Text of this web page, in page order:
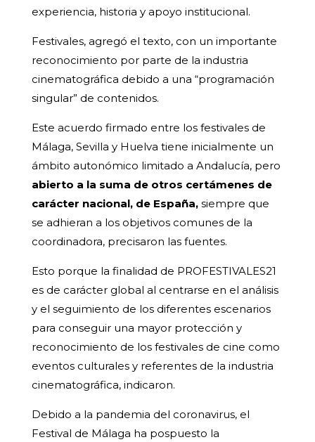
experiencia, historia y apoyo institucional.
Festivales, agregó el texto, con un importante
reconocimiento por parte de la industria
cinematográfica debido a una “programación
singular” de contenidos.
Este acuerdo firmado entre los festivales de
Málaga, Sevilla y Huelva tiene inicialmente un
ámbito autonómico limitado a Andalucía, pero
abierto a la suma de otros certámenes de
carácter nacional, de España,siempre que
se adhieran a los objetivos comunes de la
coordinadora, precisaron las fuentes.
Esto porque la finalidad de PROFESTIVALES21
es de carácter global al centrarse en el análisis
y el seguimiento de los diferentes escenarios
para conseguir una mayor protección y
reconocimiento de los festivales de cine como
eventos culturales y referentes de la industria
cinematográfica, indicaron.
Debido a la pandemia del coronavirus, el
Festival de Málaga ha pospuesto la